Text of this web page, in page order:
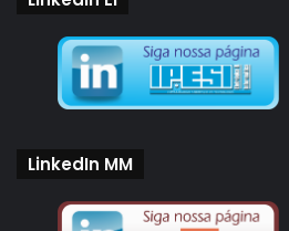
LinkedIn MM